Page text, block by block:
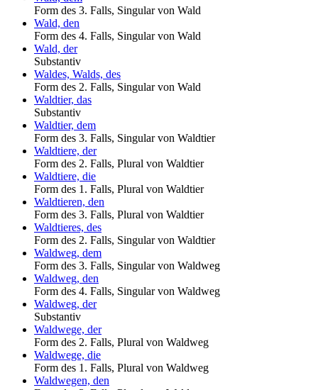
Form des 3. Falls, Singular von Wald
Wald, den
Form des 4. Falls, Singular von Wald
Wald, der
Substantiv
Waldes, Walds, des
Form des 2. Falls, Singular von Wald
Waldtier, das
Substantiv
Waldtier, dem
Form des 3. Falls, Singular von Waldtier
Waldtiere, der
Form des 2. Falls, Plural von Waldtier
Waldtiere, die
Form des 1. Falls, Plural von Waldtier
Waldtieren, den
Form des 3. Falls, Plural von Waldtier
Waldtieres, des
Form des 2. Falls, Singular von Waldtier
Waldweg, dem
Form des 3. Falls, Singular von Waldweg
Waldweg, den
Form des 4. Falls, Singular von Waldweg
Waldweg, der
Substantiv
Waldwege, der
Form des 2. Falls, Plural von Waldweg
Waldwege, die
Form des 1. Falls, Plural von Waldweg
Waldwegen, den